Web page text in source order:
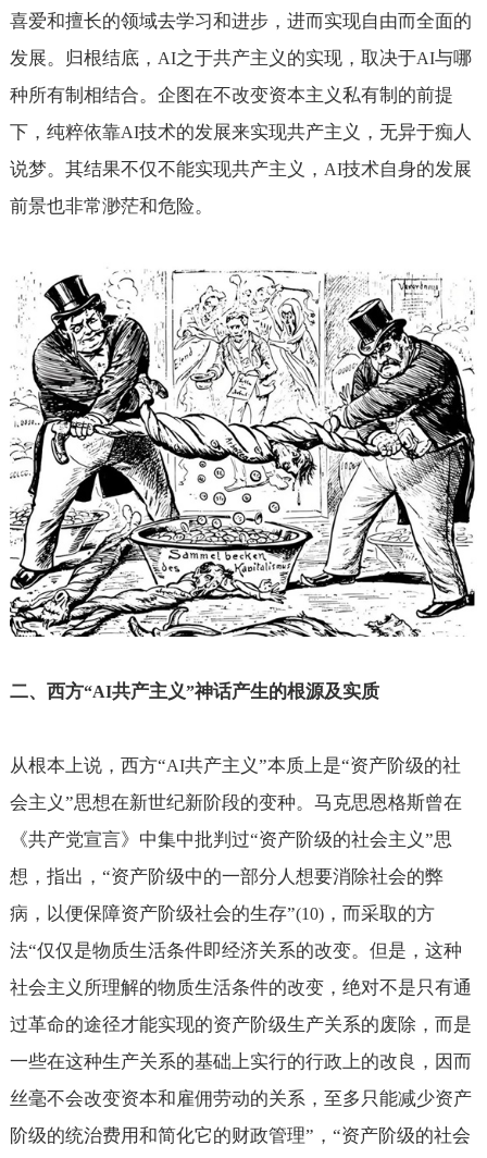
喜爱和擅长的领域去学习和进步，进而实现自由而全面的
发展。归根结底， AI之于共产主义的实现，取决于AI与哪
种所有制相结合。企图在不改变资本主义私有制的前提
下，纯粹依靠AI技术的发展来实现共产主义，无异于痴人
说梦。其结果不仅不能实现共产主义， AI技术自身的发展
前景也非常渺茫和危险。
二、西方“AI共产主义”神话产生的根源及实质
从根本上说，西方“AI共产主义”本质上是“资产阶级的社
会主义”思想在新世纪新阶段的变种。马克思恩格斯曾在
《共产党宣言》中集中批判过“资产阶级的社会主义”思
想，指出，“资产阶级中的一部分人想要消除社会的弊
病，以便保障资产阶级社会的生存”(10)，而采取的方
法“仅仅是物质生活条件即经济关系的改变。但是，这种
社会主义所理解的物质生活条件的改变，绝对不是只有通
过革命的途径才能实现的资产阶级生产关系的废除，而是
一些在这种生产关系的基础上实行的行政上的改良，因而
丝毫不会改变资本和雇佣劳动的关系，至多只能减少资产
阶级的统治费用和简化它的财政管理”，“资产阶级的社会